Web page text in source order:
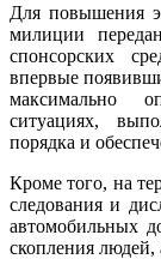
Для повышения
милиции
спонсорских
впервые
максимально
ситуациях,
порядка и
Кроме того, на
следования и
автомобильных
скопления людей,